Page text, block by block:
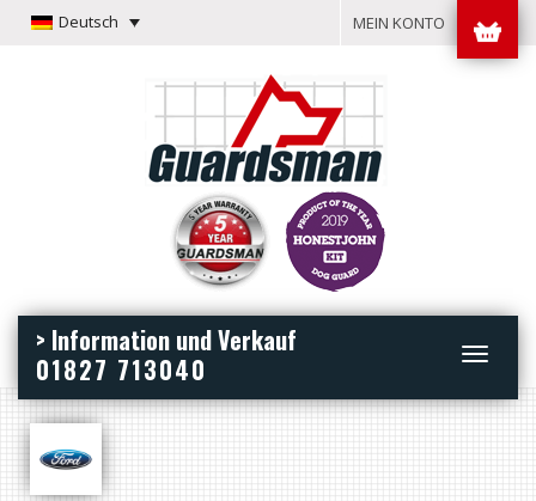
Deutsch MEIN KONTO
Toggle
> Information und Verkauf
01827 713040